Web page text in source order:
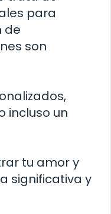
para
de
son
incluso un
tu amor y
significativa y